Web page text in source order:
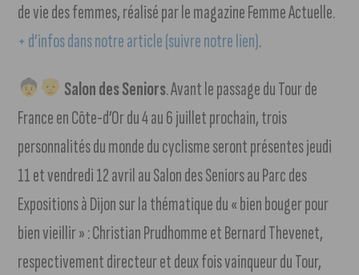
de vie des femmes, réalisé par le magazine Femme Actuelle.
+ d’infos dans notre article (suivre notre lien).
Salon des Seniors. Avant le passage du Tour de
France en Côte-d’Or du 4 au 6 juillet prochain, trois
personnalités du monde du cyclisme seront présentes jeudi
11 et vendredi 12 avril au Salon des Seniors au Parc des
Expositions à Dijon sur la thématique du « bien bouger pour
bien vieillir » : Christian Prudhomme et Bernard Thevenet,
respectivement directeur et deux fois vainqueur du Tour,